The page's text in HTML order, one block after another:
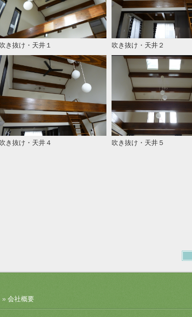
吹き抜け・天井１ 吹き抜け・天井２
吹き抜け・天井４ 吹き抜け・天井５
会社概要